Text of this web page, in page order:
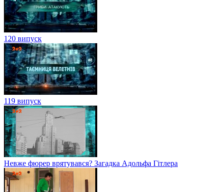
120 випуск
119 випуск
Невже фюрер врятувався? Загадка Адольфа Гітлера